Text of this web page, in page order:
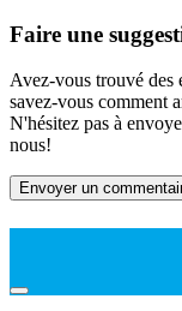
Faire une
Avez-vous trouvé des
savez-vous comment
N'hésitez pas à
nous!
Envoyer un